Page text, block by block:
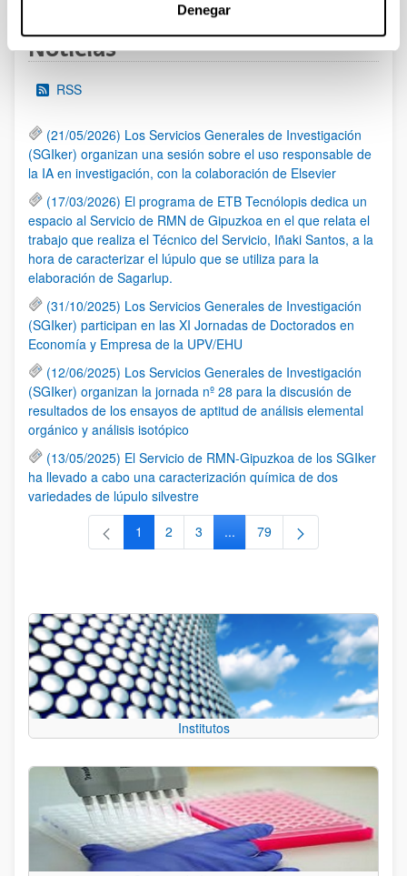
Denegar
Noticias
RSS
(21/05/2026) Los Servicios Generales de Investigación
(SGIker) organizan una sesión sobre el uso responsable de
la IA en investigación, con la colaboración de Elsevier
(17/03/2026) El programa de ETB Tecnólopis dedica un
espacio al Servicio de RMN de Gipuzkoa en el que relata el
trabajo que realiza el Técnico del Servicio, Iñaki Santos, a la
hora de caracterizar el lúpulo que se utiliza para la
elaboración de Sagarlup.
(31/10/2025) Los Servicios Generales de Investigación
(SGIker) participan en las XI Jornadas de Doctorados en
Economía y Empresa de la UPV/EHU
(12/06/2025) Los Servicios Generales de Investigación
(SGIker) organizan la jornada nº 28 para la discusión de
resultados de los ensayos de aptitud de análisis elemental
orgánico y análisis isotópico
(13/05/2025) El Servicio de RMN-Gipuzkoa de los SGIker
ha llevado a cabo una caracterización química de dos
variedades de lúpulo silvestre
Página
1 Página
2 Página
3 ...Páginas intermedias Use TAB
Página
79
Institutos